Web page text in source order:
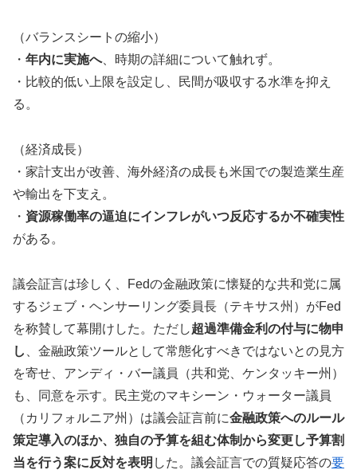
（バランスシートの縮小）
・ 年内に実施へ、時期の詳細について触れず。
・比較的低い上限を設定し、民間が吸収する水準を抑え
る。
（経済成長）
・家計支出が改善、海外経済の成長も米国での製造業生産
や輸出を下支え。
・ 資源稼働率の逼迫にインフレがいつ反応するか不確実性
がある。
議会証言は珍しく、Fedの金融政策に懐疑的な共和党に属
するジェブ・ヘンサーリング委員長（テキサス州）がFed
を称賛して幕開けした。ただし超過準備金利の付与に物申
し
、金融政策ツールとして常態化すべきではないとの見方
を寄せ、アンディ・バー議員（共和党、ケンタッキー州）
も、同意を示す。民主党のマキシーン・ウォーター議員
（カリフォルニア州）は議会証言前に金融政策へのルール
策定導入のほか、独自の予算を組む体制から変更し予算割
当を行う案に反対を表明 した。議会証言での質疑応答の要